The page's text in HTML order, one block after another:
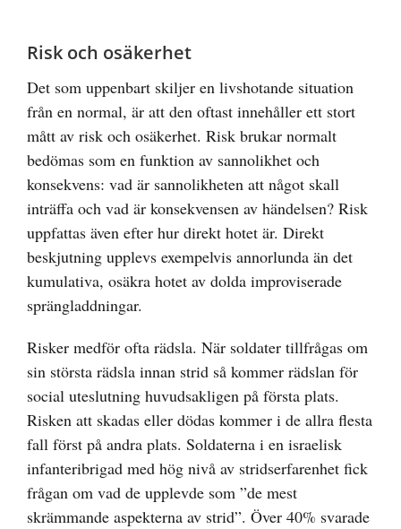
Risk och osäkerhet
Det som uppenbart skiljer en livshotande situation
från en normal, är att den oftast innehåller ett stort
mått av risk och osäkerhet. Risk brukar normalt
bedömas som en funktion av sannolikhet och
konsekvens: vad är sannolikheten att något skall
inträffa och vad är konsekvensen av händelsen? Risk
uppfattas även efter hur direkt hotet är. Direkt
beskjutning upplevs exempelvis annorlunda än det
kumulativa, osäkra hotet av dolda improviserade
sprängladdningar.
Risker medför ofta rädsla. När soldater tillfrågas om
sin största rädsla innan strid så kommer rädslan för
social uteslutning huvudsakligen på första plats.
Risken att skadas eller dödas kommer i de allra flesta
fall först på andra plats. Soldaterna i en israelisk
infanteribrigad med hög nivå av stridserfarenhet fick
frågan om vad de upplevde som ”de mest
skrämmande aspekterna av strid”. Över 40% svarade